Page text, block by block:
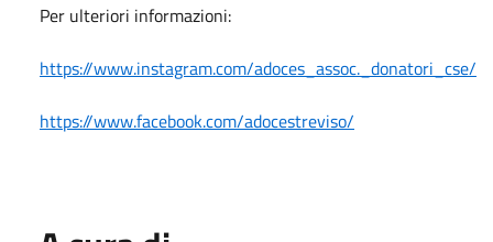
Per ulteriori informazioni:
https://www.instagram.com/adoces_assoc._donatori_cse/
https://www.facebook.com/adocestreviso/